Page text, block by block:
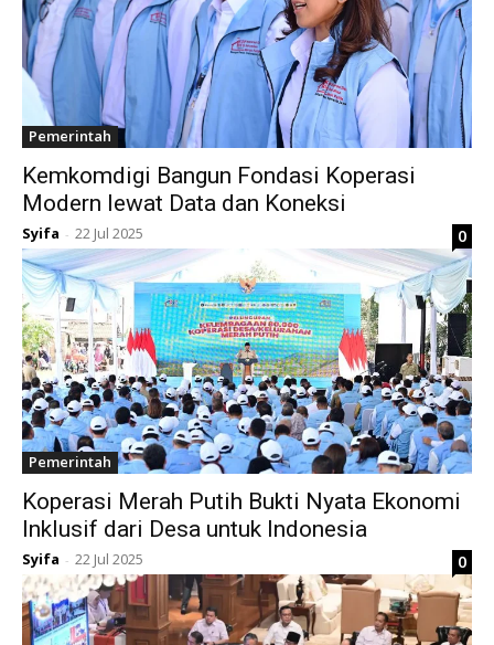
Pemerintah
Kemkomdigi Bangun Fondasi Koperasi
Modern lewat Data dan Koneksi
Syifa - 22 Jul 2025 0
Pemerintah
Koperasi Merah Putih Bukti Nyata Ekonomi
Inklusif dari Desa untuk Indonesia
Syifa - 22 Jul 2025 0